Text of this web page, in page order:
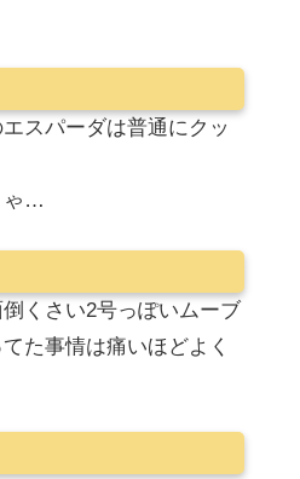
スパーダは普通にクッ
ゃ…
くさい2号っぽいムーブ
た事情は痛いほどよく